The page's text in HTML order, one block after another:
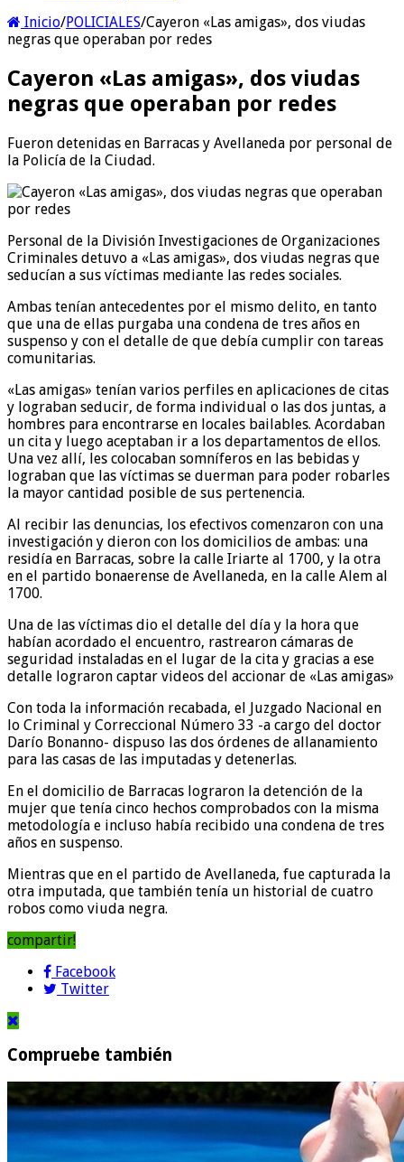
Inicio/POLICIALES/Cayeron «Las amigas», dos viudas
negras que operaban por redes
Cayeron «Las amigas», dos viudas
negras que operaban por redes
Fueron detenidas en Barracas y Avellaneda por personal de
la Policía de la Ciudad.
Personal de la División Investigaciones de Organizaciones
Criminales detuvo a «Las amigas», dos viudas negras que
seducían a sus víctimas mediante las redes sociales.
Ambas tenían antecedentes por el mismo delito, en tanto
que una de ellas purgaba una condena de tres años en
suspenso y con el detalle de que debía cumplir con tareas
comunitarias.
«Las amigas» tenían varios perfiles en aplicaciones de citas
y lograban seducir, de forma individual o las dos juntas, a
hombres para encontrarse en locales bailables. Acordaban
un cita y luego aceptaban ir a los departamentos de ellos.
Una vez allí, les colocaban somníferos en las bebidas y
lograban que las víctimas se duerman para poder robarles
la mayor cantidad posible de sus pertenencia.
Al recibir las denuncias, los efectivos comenzaron con una
investigación y dieron con los domicilios de ambas: una
residía en Barracas, sobre la calle Iriarte al 1700, y la otra
en el partido bonaerense de Avellaneda, en la calle Alem al
1700.
Una de las víctimas dio el detalle del día y la hora que
habían acordado el encuentro, rastrearon cámaras de
seguridad instaladas en el lugar de la cita y gracias a ese
detalle lograron captar videos del accionar de «Las amigas»
Con toda la información recabada, el Juzgado Nacional en
lo Criminal y Correccional Número 33 -a cargo del doctor
Darío Bonanno- dispuso las dos órdenes de allanamiento
para las casas de las imputadas y detenerlas.
En el domicilio de Barracas lograron la detención de la
mujer que tenía cinco hechos comprobados con la misma
metodología e incluso había recibido una condena de tres
años en suspenso.
Mientras que en el partido de Avellaneda, fue capturada la
otra imputada, que también tenía un historial de cuatro
robos como viuda negra.
compartir!
Facebook
Twitter
Compruebe también